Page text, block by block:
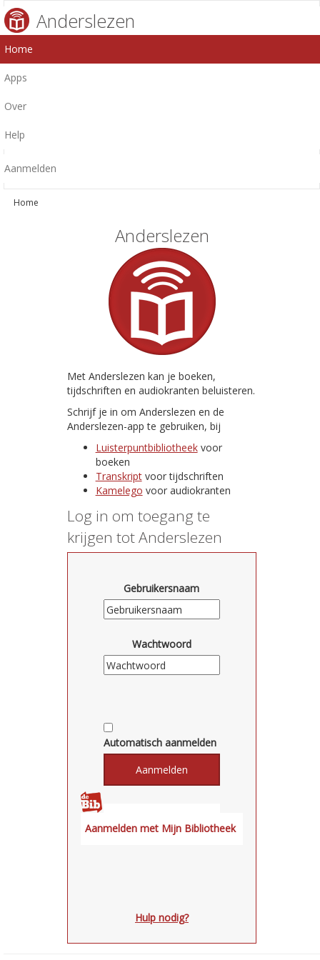
Anderslezen
Home
Apps
Over
Help
Aanmelden
Home
Anderslezen
Met Anderslezen kan je boeken,
tijdschriften en audiokranten beluisteren.
Schrijf je in om Anderslezen en de
Anderslezen-app te gebruiken, bij
Luisterpuntbibliotheekvoor
boeken
Transkriptvoor tijdschriften
Kamelego voor audiokranten
Log in om toegang te
krijgen tot Anderslezen
Gebruikersnaam
Wachtwoord
Automatisch aanmelden
Hulp nodig?